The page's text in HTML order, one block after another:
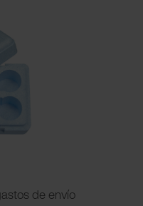
de envío